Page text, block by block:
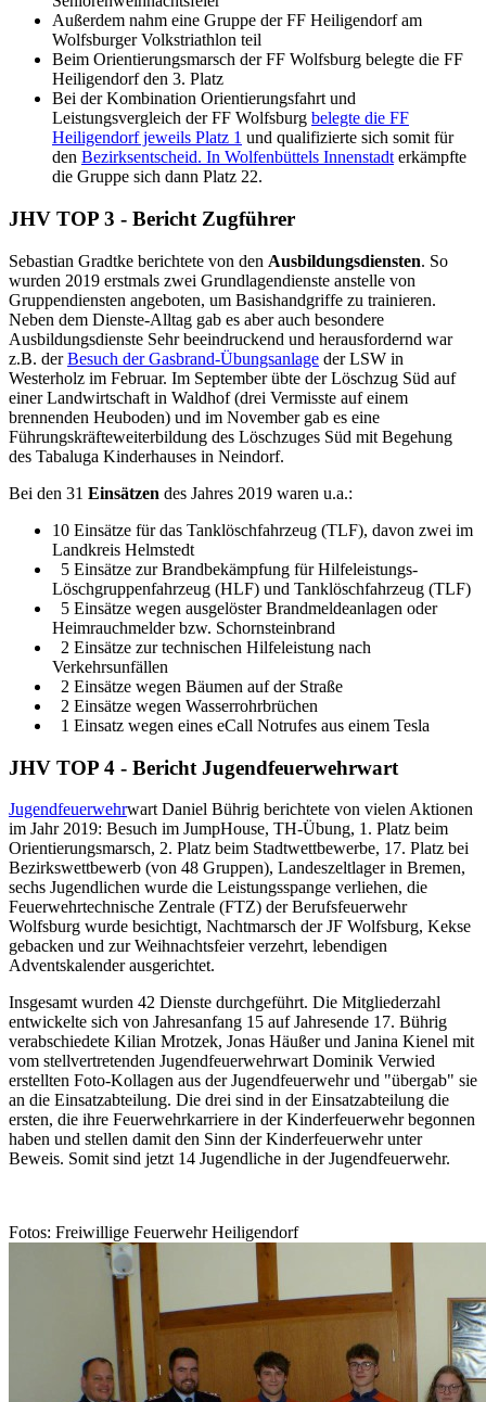
Außerdem nahm eine Gruppe der FF Heiligendorf am
Wolfsburger Volkstriathlon teil
Beim Orientierungsmarsch der FF Wolfsburg belegte die FF
Heiligendorf den 3. Platz
Bei der Kombination Orientierungsfahrt und
Leistungsvergleich der FF Wolfsburg belegte die FF
Heiligendorf jeweils Platz 1 und qualifizierte sich somit für
den Bezirksentscheid. In Wolfenbüttels Innenstadt erkämpfte
die Gruppe sich dann Platz 22.
JHV TOP 3 - Bericht Zugführer
Sebastian Gradtke berichtete von den Ausbildungsdiensten. So
wurden 2019 erstmals zwei Grundlagendienste anstelle von
Gruppendiensten angeboten, um Basishandgriffe zu trainieren.
Neben dem Dienste-Alltag gab es aber auch besondere
Ausbildungsdienste Sehr beeindruckend und herausfordernd war
z.B. derBesuch der Gasbrand-Übungsanlage der LSW in
Westerholz im Februar. Im September übte der Löschzug Süd auf
einer Landwirtschaft in Waldhof (drei Vermisste auf einem
brennenden Heuboden) und im November gab es eine
Führungskräfteweiterbildung des Löschzuges Süd mit Begehung
des Tabaluga Kinderhauses in Neindorf.
Bei den 31 Einsätzen des Jahres 2019 waren u.a.:
10 Einsätze für das Tanklöschfahrzeug (TLF), davon zwei im
Landkreis Helmstedt
5 Einsätze zur Brandbekämpfung für Hilfeleistungs-
Löschgruppenfahrzeug (HLF) und Tanklöschfahrzeug (TLF)
5 Einsätze wegen ausgelöster Brandmeldeanlagen oder
Heimrauchmelder bzw. Schornsteinbrand
2 Einsätze zur technischen Hilfeleistung nach
Verkehrsunfällen
2 Einsätze wegen Bäumen auf der Straße
2 Einsätze wegen Wasserrohrbrüchen
1 Einsatz wegen eines eCall Notrufes aus einem Tesla
JHV TOP 4 - Bericht Jugendfeuerwehrwart
Jugendfeuerwehrwart Daniel Bührig berichtete von vielen Aktionen
im Jahr 2019: Besuch im JumpHouse, TH-Übung, 1. Platz beim
Orientierungsmarsch, 2. Platz beim Stadtwettbewerbe, 17. Platz bei
Bezirkswettbewerb (von 48 Gruppen), Landeszeltlager in Bremen,
sechs Jugendlichen wurde die Leistungsspange verliehen, die
Feuerwehrtechnische Zentrale (FTZ) der Berufsfeuerwehr
Wolfsburg wurde besichtigt, Nachtmarsch der JF Wolfsburg, Kekse
gebacken und zur Weihnachtsfeier verzehrt, lebendigen
Adventskalender ausgerichtet.
Insgesamt wurden 42 Dienste durchgeführt. Die Mitgliederzahl
entwickelte sich von Jahresanfang 15 auf Jahresende 17. Bührig
verabschiedete Kilian Mrotzek, Jonas Häußer und Janina Kienel mit
vom stellvertretenden Jugendfeuerwehrwart Dominik Verwied
erstellten Foto-Kollagen aus der Jugendfeuerwehr und "übergab" sie
an die Einsatzabteilung. Die drei sind in der Einsatzabteilung die
ersten, die ihre Feuerwehrkarriere in der Kinderfeuerwehr begonnen
haben und stellen damit den Sinn der Kinderfeuerwehr unter
Beweis. Somit sind jetzt 14 Jugendliche in der Jugendfeuerwehr.
Fotos: Freiwillige Feuerwehr Heiligendorf